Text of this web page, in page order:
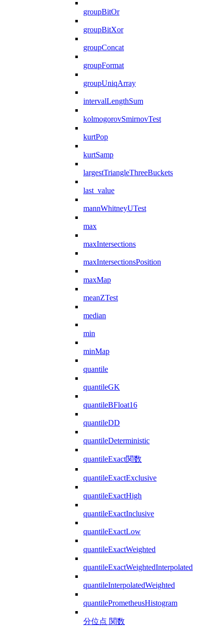
groupBitOr
groupBitXor
groupConcat
groupFormat
groupUniqArray
intervalLengthSum
kolmogorovSmirnovTest
kurtPop
kurtSamp
largestTriangleThreeBuckets
last_value
mannWhitneyUTest
max
maxIntersections
maxIntersectionsPosition
maxMap
meanZTest
median
min
minMap
quantile
quantileGK
quantileBFloat16
quantileDD
quantileDeterministic
quantileExact関数
quantileExactExclusive
quantileExactHigh
quantileExactInclusive
quantileExactLow
quantileExactWeighted
quantileExactWeightedInterpolated
quantileInterpolatedWeighted
quantilePrometheusHistogram
分位点 関数